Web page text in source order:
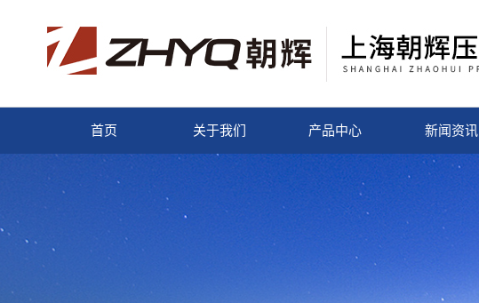
首页 关于我们 产品中心 新闻资讯